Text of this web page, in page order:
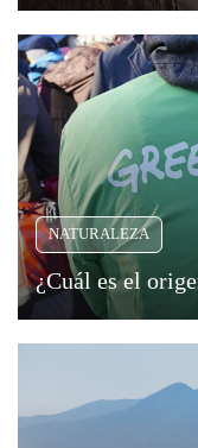
NATURALEZA
¿Cuál es el